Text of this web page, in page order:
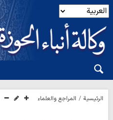
الرئيسية المراجع والعلماء